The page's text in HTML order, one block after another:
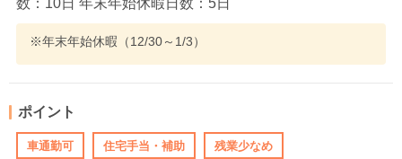
数：10日 年末年始休暇日数：5日
※年末年始休暇（12/30～1/3）
ポイント
車通勤可 住宅手当・補助 残業少なめ